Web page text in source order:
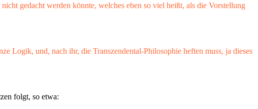
gedacht werden könnte, welches eben so viel heißt, als die Vorstellung
Logik, und, nach ihr, die Transzendental-Philosophie heften muss, ja dieses
folgt, so etwa: